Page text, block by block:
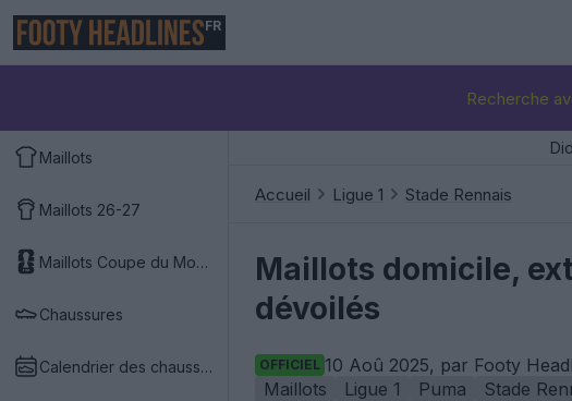
FR
Recherche
Maillots
Maillots 26-27
Maillots Coupe du Monde 2026
Chaussures
Calendrier des chaussures
Accueil Ligue 1 Stade Rennais
Maillots domicile,
dévoilés
OFFICIEL 10 Aoû 2025, par Footy
Maillots
Ligue 1 Puma
Stade